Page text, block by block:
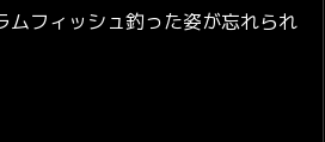
ムフィッシュ釣った姿が忘れられ